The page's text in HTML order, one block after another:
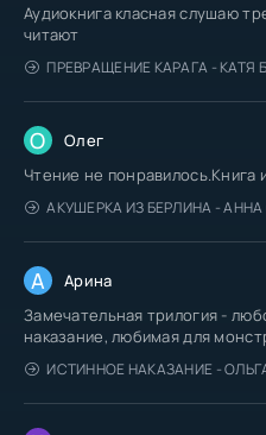
Аудиокнига класная слушаю
читают
ПРЕВРАЩЕНИЕ КАРАГА - КАТЯ
О Олег
Чтение не понравилось.Книга
АКУШЕРКА ИЗ БЕРЛИНА -
А Арина
Замечательная трилогия -
наказание, любимая для
ИСТИННОЕ НАКАЗАНИЕ -